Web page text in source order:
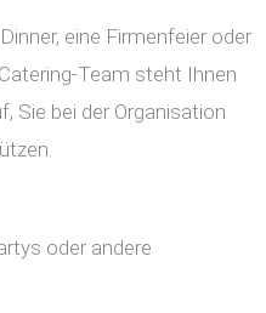
eine Firmenfeier oder
Team steht Ihnen
Sie bei der Organisation
oder andere